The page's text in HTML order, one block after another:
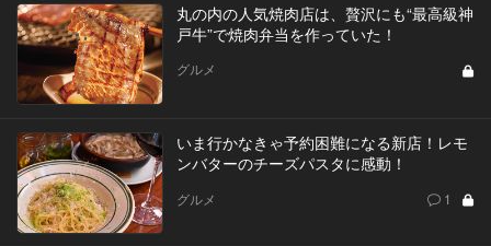
丸の内の人気焼肉店は、贅沢にも“最高級神
戸牛”で焼肉弁当を作っていた！
グルメ
いま行かなきゃ予約困難になる新店！レモ
ンバターのチーズパスタに感動！
グルメ 1